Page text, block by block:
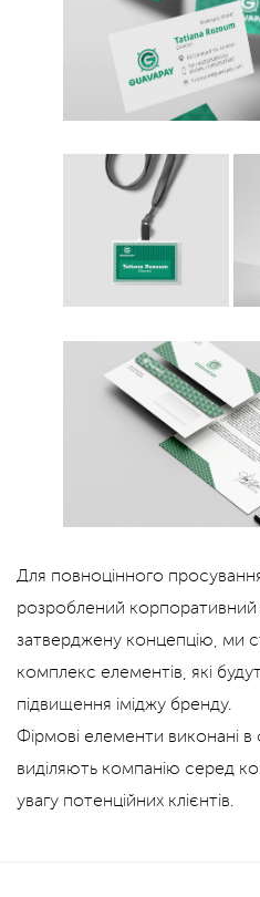
Для повноцінного
розроблений
затверджену концепцію, ми
комплекс елементів, які
підвищення іміджу бренду.
Фірмові елементи виконані в
виділяють компанію серед
увагу потенційних клієнтів.